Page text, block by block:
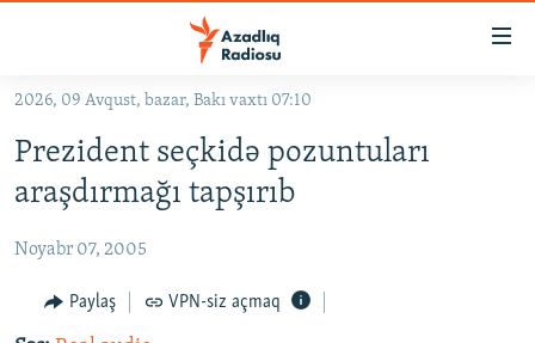
Əsas
qayıt
Əsas
naviqasiyaya
qayıt
KORRUPSIOMETR
#ƏSLINDƏ
FƏRQƏ BAX
2026, 09 Avqust, bazar, Bakı vaxtı 07:10
Prezident seçkidə pozuntuları
araşdırmağı tapşırıb
Noyabr 07, 2005
Paylaş VPN-siz açmaq